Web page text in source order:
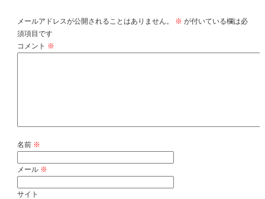
メールアドレスが公開されることはありません。 ※ が付いている欄は必
須項目です
コメント ※
名前 ※
メール ※
サイト